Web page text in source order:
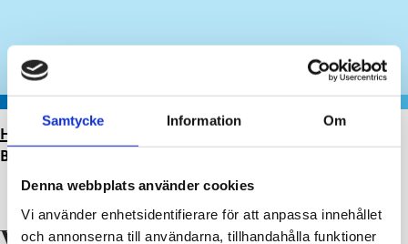
Samtycke Information Om
Denna webbplats använder cookies
Vi använder enhetsidentifierare för att anpassa innehållet
och annonserna till användarna, tillhandahålla funktioner
HEM
BJÖRNIDET (3–5 ÅR)